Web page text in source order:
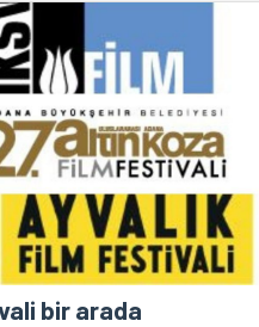
bir arada